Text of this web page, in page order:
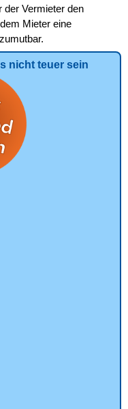
der Vermieter den
Mieter eine
nicht teuer sein